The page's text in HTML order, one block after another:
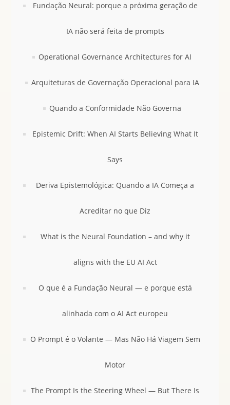
Fundação Neural: porque a próxima geração de
IA não será feita de prompts
Operational Governance Architectures for AI
Arquiteturas de Governação Operacional para IA
Quando a Conformidade Não Governa
Epistemic Drift: When AI Starts Believing What It
Says
Deriva Epistemológica: Quando a IA Começa a
Acreditar no que Diz
What is the Neural Foundation – and why it
aligns with the EU AI Act
O que é a Fundação Neural — e porque está
alinhada com o AI Act europeu
O Prompt é o Volante — Mas Não Há Viagem Sem
Motor
The Prompt Is the Steering Wheel — But There Is